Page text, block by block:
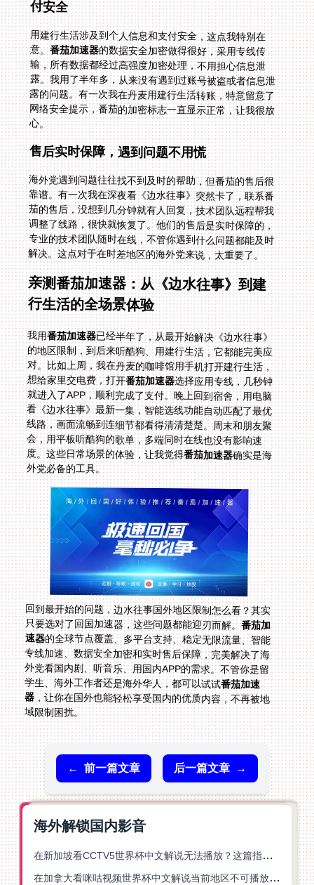
付安全
用建行生活涉及到个人信息和支付安全，这点我特别在
意。番茄加速器的数据安全加密做得很好，采用专线传
输，所有数据都经过高强度加密处理，不用担心信息泄
露。我用了半年多，从来没有遇到过账号被盗或者信息泄
露的问题。有一次我在丹麦用建行生活转账，特意留意了
网络安全提示，番茄的加密标志一直显示正常，让我很放
心。
售后实时保障，遇到问题不用慌
海外党遇到问题往往找不到及时的帮助，但番茄的售后很
靠谱。有一次我在深夜看《边水往事》突然卡了，联系番
茄的售后，没想到几分钟就有人回复，技术团队远程帮我
调整了线路，很快就恢复了。他们的售后是实时保障的，
专业的技术团队随时在线，不管你遇到什么问题都能及时
解决。这点对于在时差地区的海外党来说，太重要了。
亲测番茄加速器：从《边水往事》到建
行生活的全场景体验
我用番茄加速器已经半年了，从最开始解决《边水往事》
的地区限制，到后来听酷狗、用建行生活，它都能完美应
对。比如上周，我在丹麦的咖啡馆用手机打开建行生活，
想给家里交电费，打开番茄加速器选择应用专线，几秒钟
就进入了APP，顺利完成了支付。晚上回到宿舍，用电脑
看《边水往事》最新一集，智能选线功能自动匹配了最优
线路，画面流畅到连细节都看得清清楚楚。周末和朋友聚
会，用平板听酷狗的歌单，多端同时在线也没有影响速
度。这些日常场景的体验，让我觉得番茄加速器确实是海
外党必备的工具。
回到最开始的问题，边水往事国外地区限制怎么看？其实
只要选对了回国加速器，这些问题都能迎刃而解。番茄加
速器的全球节点覆盖、多平台支持、稳定无限流量、智能
专线加速、数据安全加密和实时售后保障，完美解决了海
外党看国内剧、听音乐、用国内APP的需求。不管你是留
学生、海外工作者还是海外华人，都可以试试番茄加速
器，让你在国外也能轻松享受国内的优质内容，不再被地
域限制困扰。
← 前一篇文章 后一篇文章 →
海外解锁国内影音
在新加坡看CCTV5世界杯中文解说无法播放？这篇指南帮你解锁海外体育直播自由
在加拿大看咪咕视频世界杯中文解说当前地区不可播放？这篇指南帮你一键解决